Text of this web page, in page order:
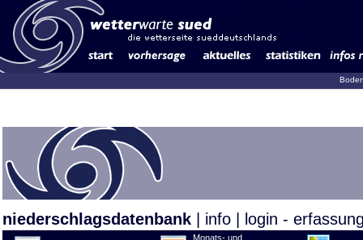
niederschlagsdatenbank info login -
Monats- und